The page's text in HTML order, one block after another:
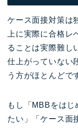
ケース面接対策は
上に実際に合格レ
ることは実際難し
仕上がっていない
う方がほとんどで
もし「MBBをは
たい」「ケース面